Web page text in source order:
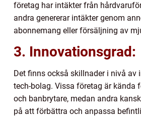
företag har intäkter från
andra genererar intäkter genom
abonnemang eller försäljning av
3. Innovationsgrad:
Det finns också skillnader i nivå av
tech-bolag. Vissa företag är kända
och banbrytare, medan andra
på att förbättra och anpassa